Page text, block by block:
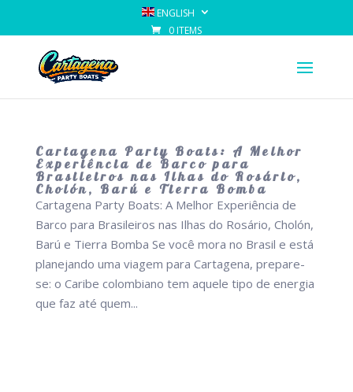
ENGLISH
0 ITEMS
Cartagena Party Boats: A Melhor
Experiência de Barco para
Brasileiros nas Ilhas do Rosário,
Cholón, Barú e Tierra Bomba
Cartagena Party Boats: A Melhor Experiência de
Barco para Brasileiros nas Ilhas do Rosário, Cholón,
Barú e Tierra Bomba Se você mora no Brasil e está
planejando uma viagem para Cartagena, prepare-
se: o Caribe colombiano tem aquele tipo de energia
que faz até quem...